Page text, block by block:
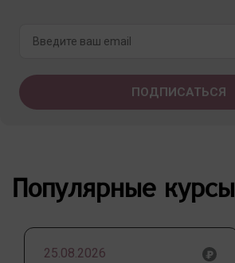
Популярные курсы
25.08.2026